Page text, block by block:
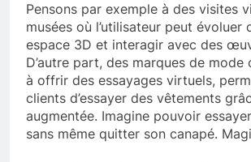
Pensons par exemple à des visites
musées où l’utilisateur peut évoluer
espace 3D et interagir avec des
D’autre part, des marques de mode
à offrir des essayages virtuels,
clients d’essayer des vêtements
augmentée. Imagine pouvoir
sans même quitter son canapé.